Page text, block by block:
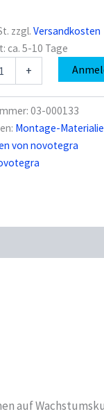
zzgl.Versandkosten
ca. 5-10 Tage
+
03-000133
Montage-
von novotegra
auf